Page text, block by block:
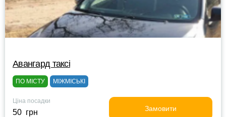
Авангард таксі
ПО МІСТУ МІЖМІСЬКІ
Ціна посадки
50 грн Замовити